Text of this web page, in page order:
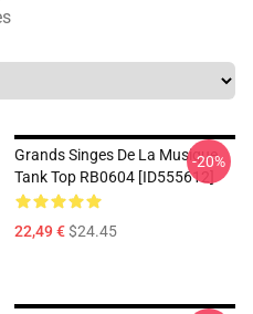
Grands Singes De La Musique
Tank Top RB0604 [ID555612]
22,49 €$24.45
-20%